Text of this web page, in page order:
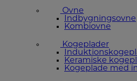
Ovne
Indbygningsovne
Kombiovne
Kogeplader
Keramiske
Kogeplade med